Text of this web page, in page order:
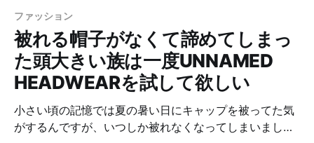
ファッション
被れる帽子がなくて諦めてしまっ
た頭大きい族は一度UNNAMED
HEADWEARを試して欲しい
小さい頃の記憶では夏の暑い日にキャップを被ってた気
がするんですが、いつしか被れなくなってしまいまし